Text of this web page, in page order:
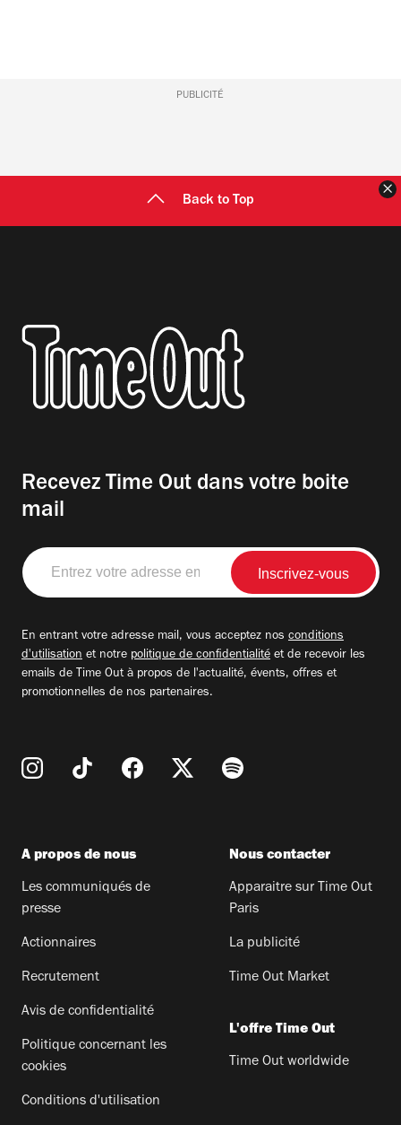
PUBLICITÉ
Back to Top
Recevez Time Out dans votre boite
mail
Entrez
votre
adresse
En entrant votre adresse mail, vous acceptez nos conditions
d'utilisation et notre politique de confidentialité et de recevoir les
emails de Time Out à propos de l'actualité, évents, offres et
promotionnelles de nos partenaires.
A propos de nous
Les communiqués de
presse
Actionnaires
Recrutement
Avis de confidentialité
Politique concernant les
cookies
Conditions d'utilisation
Nous contacter
Apparaitre sur Time Out
Paris
La publicité
Time Out Market
L'offre Time Out
Time Out worldwide